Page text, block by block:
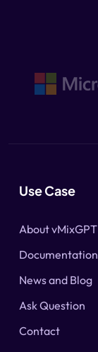
Use Case
About vMixGPT
Documentation
News and Blog
Ask Question
Contact